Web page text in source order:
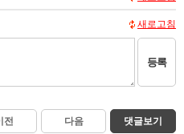
새로고침
등록
전 다음 댓글보기